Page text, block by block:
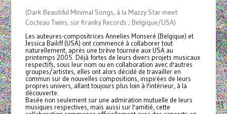
(Dark Beautiful Minimal Songs, à la Mazzy Star meet
Cocteau Twins, sur Kranky Records ; Belgique/USA)
Les auteures-compositrices Annelies Monseré (Belgique) et
Jessica Bailiff (USA) ont commencé à collaborer tout
naturellement, après une brève tournée aux USA au
printemps 2005. Déjà fortes de leurs divers projets musicaux
respectifs, sous leur nom ou en collaboration avec d'autres
groupes/artistes, elles ont alors décidé de travailler en
commun sur de nouvelles compositions, inspirées de leurs
propres univers, allant toujours plus loin à l'intérieur, à la
découverte.
Basée non seulement sur une admiration mutuelle de leurs
musiques respectives, mais aussi sur l'amitié, cette